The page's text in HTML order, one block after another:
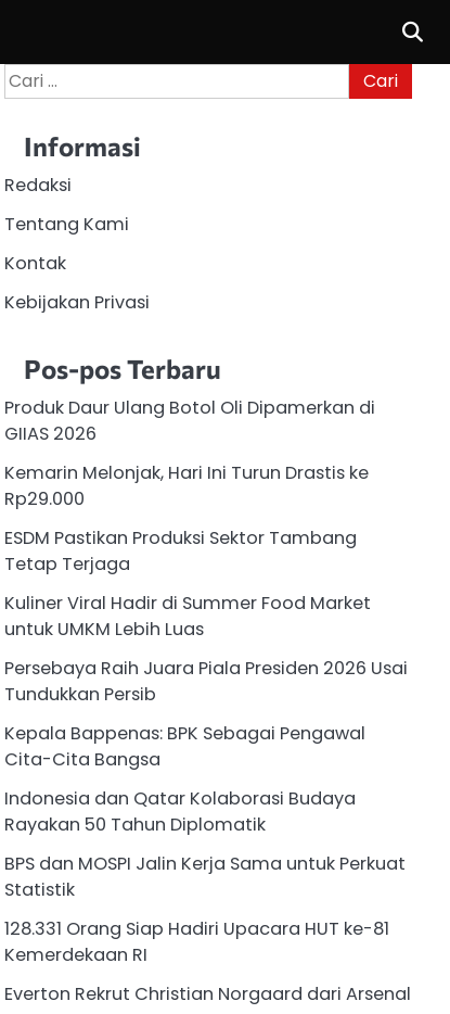
Cari
untuk:
Informasi
Redaksi
Tentang Kami
Kontak
Kebijakan Privasi
Pos-pos Terbaru
Produk Daur Ulang Botol Oli Dipamerkan di
GIIAS 2026
Kemarin Melonjak, Hari Ini Turun Drastis ke
Rp29.000
ESDM Pastikan Produksi Sektor Tambang
Tetap Terjaga
Kuliner Viral Hadir di Summer Food Market
untuk UMKM Lebih Luas
Persebaya Raih Juara Piala Presiden 2026 Usai
Tundukkan Persib
Kepala Bappenas: BPK Sebagai Pengawal
Cita-Cita Bangsa
Indonesia dan Qatar Kolaborasi Budaya
Rayakan 50 Tahun Diplomatik
BPS dan MOSPI Jalin Kerja Sama untuk Perkuat
Statistik
128.331 Orang Siap Hadiri Upacara HUT ke-81
Kemerdekaan RI
Everton Rekrut Christian Norgaard dari Arsenal